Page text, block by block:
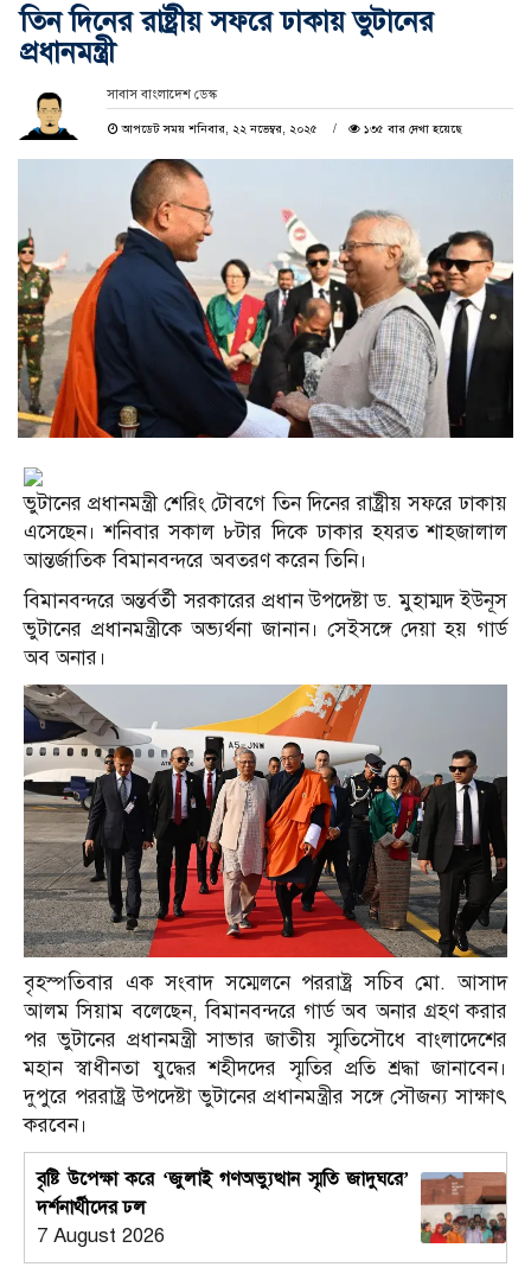
তিন দিনের রাষ্ট্রীয় সফরে ঢাকায় ভুটানের
প্রধানমন্ত্রী
সাবাস বাংলাদেশ ডেস্ক
আপডেট সময় শনিবার, ২২ নভেম্বর, ২০২৫ ১৩৫ বার দেখা হয়েছে
ভুটানের প্রধানমন্ত্রী শেরিং টোবগে তিন দিনের রাষ্ট্রীয় সফরে ঢাকায়
এসেছেন। শনিবার সকাল ৮টার দিকে ঢাকার হযরত শাহজালাল
আন্তর্জাতিক বিমানবন্দরে অবতরণ করেন তিনি।
বিমানবন্দরে অন্তর্বর্তী সরকারের প্রধান উপদেষ্টা ড. মুহাম্মদ ইউনূস
ভুটানের প্রধানমন্ত্রীকে অভ্যর্থনা জানান। সেইসঙ্গে দেয়া হয় গার্ড
অব অনার।
বৃহস্পতিবার এক সংবাদ সম্মেলনে পররাষ্ট্র সচিব মো. আসাদ
আলম সিয়াম বলেছেন, বিমানবন্দরে গার্ড অব অনার গ্রহণ করার
পর ভুটানের প্রধানমন্ত্রী সাভার জাতীয় স্মৃতিসৌধে বাংলাদেশের
মহান স্বাধীনতা যুদ্ধের শহীদদের স্মৃতির প্রতি শ্রদ্ধা জানাবেন।
দুপুরে পররাষ্ট্র উপদেষ্টা ভুটানের প্রধানমন্ত্রীর সঙ্গে সৌজন্য সাক্ষাৎ
করবেন।
বৃষ্টি উপেক্ষা করে ‘জুলাই গণঅভ্যুত্থান স্মৃতি জাদুঘরে’
দর্শনার্থীদের ঢল
7 August 2026